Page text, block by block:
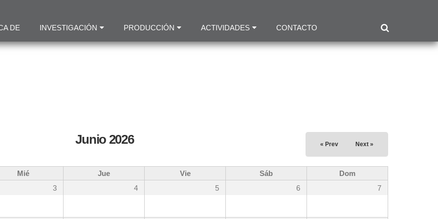
contenido
principal
DE INVESTIGACIÓN PRODUCCIÓN ACTIVIDADES CONTACTO
Junio 2026 « Prev Next »
Mié Jue Vie Sáb
Dom
3 4 5 6 7